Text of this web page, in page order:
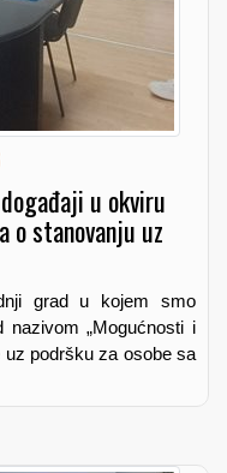
u okviru
stanovanju uz
grad u kojem smo
nazivom „Mogućnosti i
podršku za osobe sa